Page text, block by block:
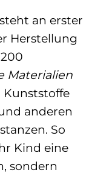
an erster
Herstellung
Materialien
Kunststoffe
anderen
So
Kind eine
sondern